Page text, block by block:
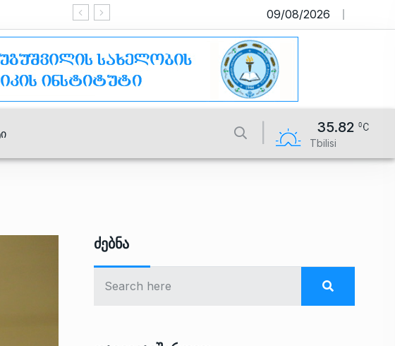
საიტი მუშაობს სატესტო რეჟიმში
09/08/2026
35.82
Tbilisi
Ძებნა